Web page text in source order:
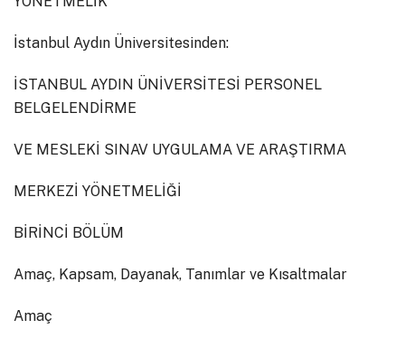
İstanbul Aydın Üniversitesinden:
İSTANBUL AYDIN ÜNİVERSİTESİ PERSONEL
BELGELENDİRME
VE MESLEKİ SINAV UYGULAMA VE ARAŞTIRMA
MERKEZİ YÖNETMELİĞİ
BİRİNCİ BÖLÜM
Amaç, Kapsam, Dayanak, Tanımlar ve Kısaltmalar
Amaç